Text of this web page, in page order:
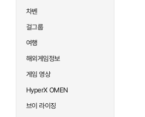
차벤
걸그룹
여행
해외게임정보
게임 영상
HyperX OMEN
브이 라이징